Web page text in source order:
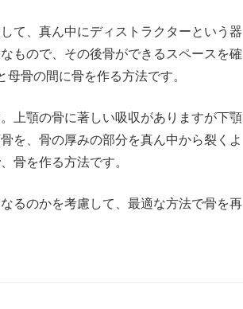
て、真ん中にディストラクターという器
もので、その後骨ができるスペースを確
骨の間に骨を作る方法です。
上顎の骨に著しい吸収がありますが下顎
を、骨の厚みの部分を真ん中から裂くよ
骨を作る方法です。
るのかを考慮して、最適な方法で骨を再